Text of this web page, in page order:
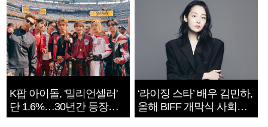
K팝 아이돌, '밀리언셀러'
단 1.6%…30년간 등장
1182개팀 전수조사
‘라이징 스타’ 배우 김민하,
올해 BIFF 개막식 사회자
확정